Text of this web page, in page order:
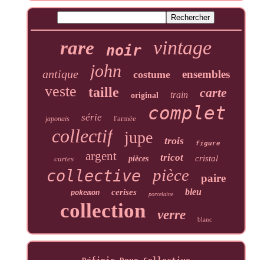
rare noir vintage
antique john costume ensembles
veste taille original train carte
japonais série l'armée
complet
collectif
jupe trois figure
cartes argent pièces tricot cristal
collective pièce paire
pokemon cerises porcelaine bleu
collection verre blanc